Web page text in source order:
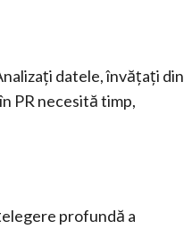
datele, învățați din
PR necesită timp,
profundă a